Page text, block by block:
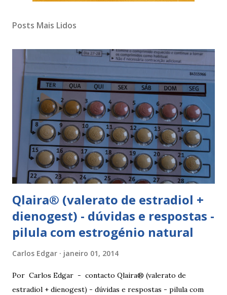
Posts Mais Lidos
Qlaira® (valerato de estradiol +
dienogest) - dúvidas e respostas -
pilula com estrogénio natural
Carlos Edgar janeiro 01, 2014
Por Carlos Edgar - contacto Qlaira® (valerato de
estradiol + dienogest) - dúvidas e respostas - pilula com